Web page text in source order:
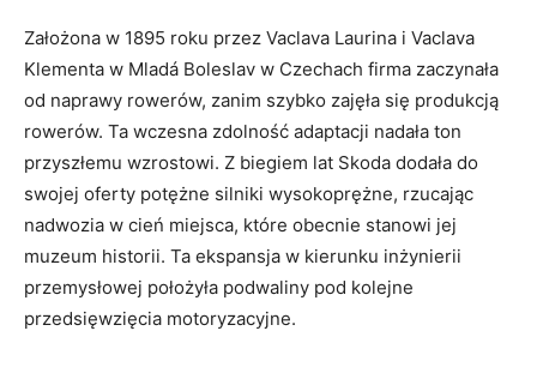
Założona w 1895 roku przez Vaclava Laurina i Vaclava
Klementa w Mladá Boleslav w Czechach firma zaczynała
od naprawy rowerów, zanim szybko zajęła się produkcją
rowerów. Ta wczesna zdolność adaptacji nadała ton
przyszłemu wzrostowi. Z biegiem lat Skoda dodała do
swojej oferty potężne silniki wysokoprężne, rzucając
nadwozia w cień miejsca, które obecnie stanowi jej
muzeum historii. Ta ekspansja w kierunku inżynierii
przemysłowej położyła podwaliny pod kolejne
przedsięwzięcia motoryzacyjne.